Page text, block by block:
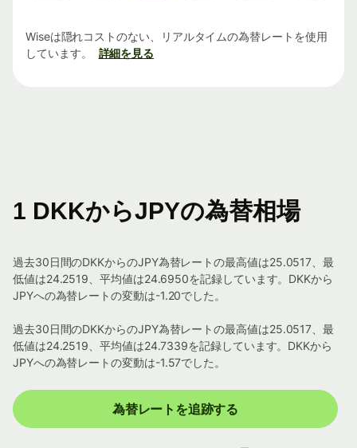
Wiseは隠れコストのない、リアルタイムの為替レートを使用
しています。
詳細を見る
1 DKKからJPYの為替相場
過去30日間のDKKからのJPY為替レートの最高値は25.0517、最
低値は24.2519、平均値は24.6950を記録しています。DKKから
JPYへの為替レートの変動は-1.20でした。
過去30日間のDKKからのJPY為替レートの最高値は25.0517、最
低値は24.2519、平均値は24.7339を記録しています。DKKから
JPYへの為替レートの変動は-1.57でした。
為替レートを追跡する